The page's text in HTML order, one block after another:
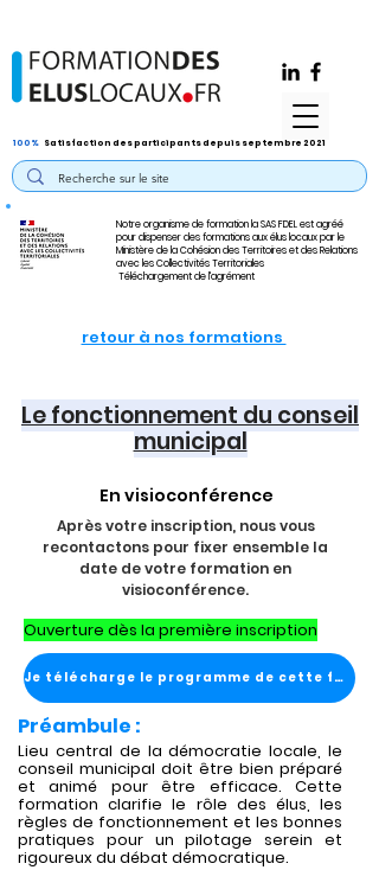
Notre organisme de formation la SAS FDEL est agréé
pour dispenser des formations aux élus locaux par le
Ministère de la Cohésion des Territoires et des Relations
avec les Collectivités Territoriales
Téléchargement de l'agrément
100% Satisfaction des participants depuis septembre 2021
retour à nos formations
Le fonctionnement du conseil
municipal
En visioconférence
Après votre inscription, nous vous
recontactons pour fixer ensemble la
date de votre formation en
visioconférence.
Ouverture dès la première inscription
Je télécharge le programme de cette formation
Préambule :
Lieu central de la démocratie locale, le
conseil municipal doit être bien préparé
et animé pour être efficace. Cette
formation clarifie le rôle des élus, les
règles de fonctionnement et les bonnes
pratiques pour un pilotage serein et
rigoureux du débat démocratique.